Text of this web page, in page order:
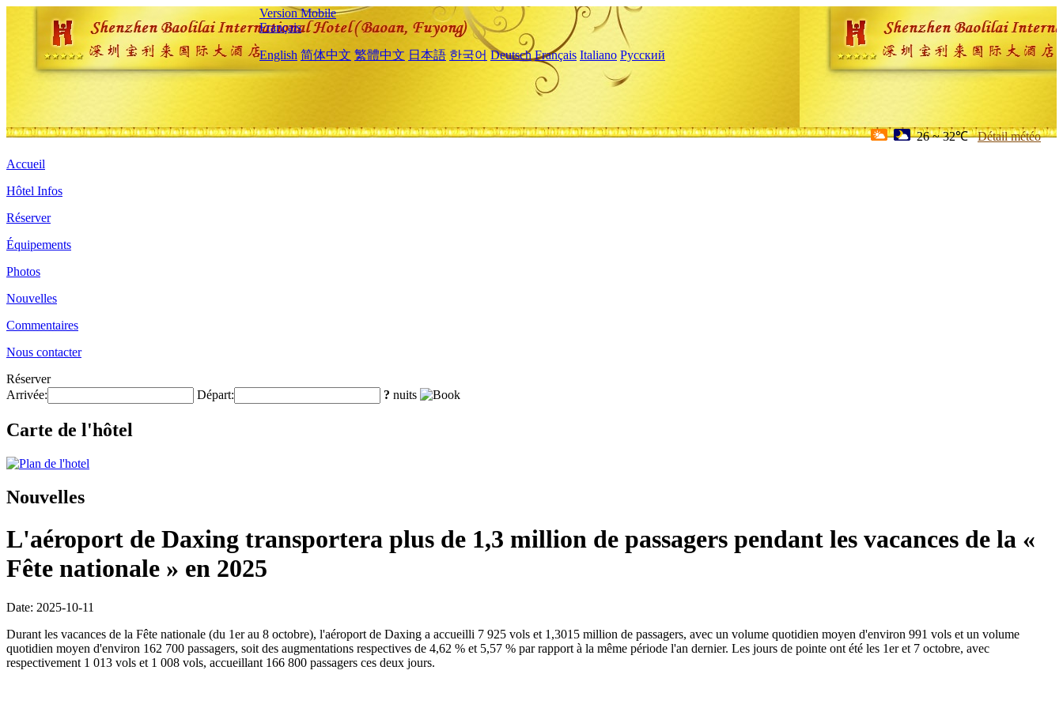
Version Mobile
Français
English 简体中文 繁體中文 日本語 한국어 Deutsch Français Italiano Русский
26 ~ 32℃ Détail météo
Accueil
Hôtel Infos
Réserver
Équipements
Photos
Nouvelles
Commentaires
Nous contacter
Réserver
Arrivée:
Départ: ? nuits
Carte de l'hôtel
Nouvelles
L'aéroport de Daxing transportera plus de 1,3 million de passagers pendant les vacances de la «
Fête nationale » en 2025
Date: 2025-10-11
Durant les vacances de la Fête nationale (du 1er au 8 octobre), l'aéroport de Daxing a accueilli 7 925 vols et 1,3015 million de passagers, avec un volume quotidien moyen d'environ 991 vols et un volume
quotidien moyen d'environ 162 700 passagers, soit des augmentations respectives de 4,62 % et 5,57 % par rapport à la même période l'an dernier. Les jours de pointe ont été les 1er et 7 octobre, avec
respectivement 1 013 vols et 1 008 vols, accueillant 166 800 passagers ces deux jours.